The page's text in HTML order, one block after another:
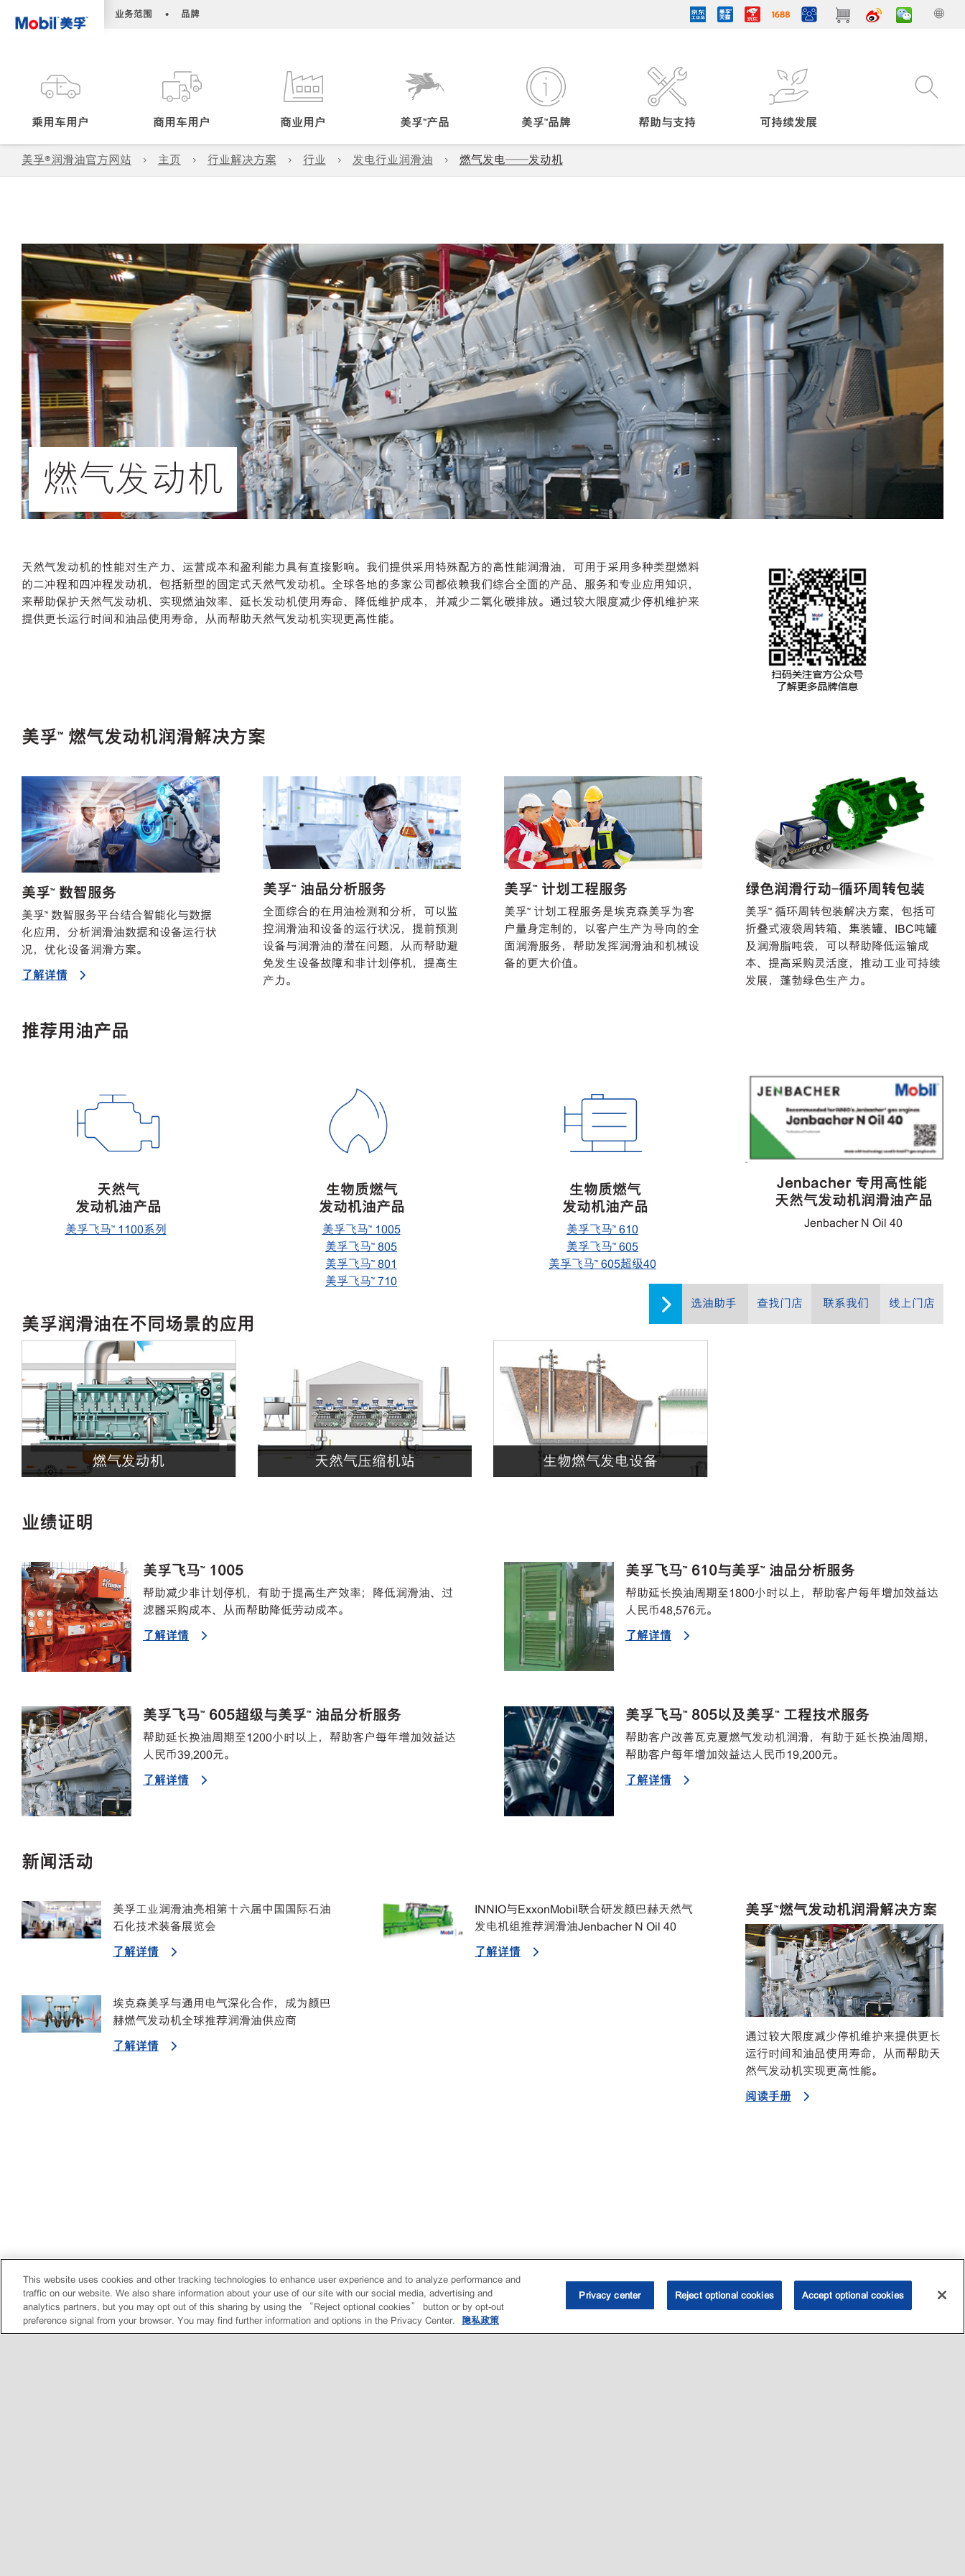
业务范围 • 品牌
乘用车用户 商用车用户 商业用户 美孚™产品 美孚™品牌 帮助与支持 可持续发展
美孚®润滑油官方网站 主页 行业解决方案 行业 发电行业润滑油 燃气发电——发动机
选油助手 查找门店 联系我们 线上门店
燃气发动机
天然气发动机的性能对生产力、运营成本和盈利能力具有直接影响。我们提供采用特殊配方的高性能润滑油，可用于采用多种类型燃料
的二冲程和四冲程发动机，包括新型的固定式天然气发动机。全球各地的多家公司都依赖我们综合全面的产品、服务和专业应用知识，
来帮助保护天然气发动机、实现燃油效率、延长发动机使用寿命、降低维护成本，并减少二氧化碳排放。通过较大限度减少停机维护来
提供更长运行时间和油品使用寿命，从而帮助天然气发动机实现更高性能。
美孚™ 燃气发动机润滑解决方案
美孚™ 数智服务
美孚™ 数智服务平台结合智能化与数据
化应用，分析润滑油数据和设备运行状
况，优化设备润滑方案。
了解详情
美孚™ 油品分析服务
全面综合的在用油检测和分析，可以监
控润滑油和设备的运行状况，提前预测
设备与润滑油的潜在问题，从而帮助避
免发生设备故障和非计划停机，提高生
产力。
美孚™ 计划工程服务
美孚™ 计划工程服务是埃克森美孚为客
户量身定制的，以客户生产为导向的全
面润滑服务，帮助发挥润滑油和机械设
备的更大价值。
绿色润滑行动-循环周转包装
美孚™ 循环周转包装解决方案，包括可
折叠式液袋周转箱、集装罐、IBC吨罐
及润滑脂吨袋，可以帮助降低运输成
本、提高采购灵活度，推动工业可持续
发展，蓬勃绿色生产力。
推荐用油产品
天然气
发动机油产品
美孚飞马™ 1100系列
生物质燃气
发动机油产品
美孚飞马™ 1005
美孚飞马™ 805
美孚飞马™ 801
美孚飞马™ 710
生物质燃气
发动机油产品
美孚飞马™ 610
美孚飞马™ 605
美孚飞马™ 605超级40
Jenbacher 专用高性能
天然气发动机润滑油产品
Jenbacher N Oil 40
美孚润滑油在不同场景的应用
燃气发动机 天然气压缩机站 生物燃气发电设备
业绩证明
美孚飞马™ 1005
帮助减少非计划停机，有助于提高生产效率；降低润滑油、过
滤器采购成本、从而帮助降低劳动成本。
了解详情
美孚飞马™ 610与美孚™ 油品分析服务
帮助延长换油周期至1800小时以上，帮助客户每年增加效益达
人民币48,576元。
了解详情
美孚飞马™ 605超级与美孚™ 油品分析服务
帮助延长换油周期至1200小时以上，帮助客户每年增加效益达
人民币39,200元。
了解详情
美孚飞马™ 805以及美孚™ 工程技术服务
帮助客户改善瓦克夏燃气发动机润滑，有助于延长换油周期，
帮助客户每年增加效益达人民币19,200元。
了解详情
新闻活动
美孚工业润滑油亮相第十六届中国国际石油
石化技术装备展览会
了解详情
INNIO与ExxonMobil联合研发颜巴赫天然气
发电机组推荐润滑油Jenbacher N Oil 40
了解详情
埃克森美孚与通用电气深化合作，成为颜巴
赫燃气发动机全球推荐润滑油供应商
了解详情
美孚™燃气发动机润滑解决方案
通过较大限度减少停机维护来提供更长
运行时间和油品使用寿命，从而帮助天
然气发动机实现更高性能。
阅读手册
This website uses cookies and other tracking technologies to enhance user experience and to analyze performance and
traffic on our website. We also share information about your use of our site with our social media, advertising and
analytics partners, but you may opt out of this sharing by using the “Reject optional cookies” button or by opt-out
preference signal from your browser. You may find further information and options in the Privacy Center.
隐私政策
Privacy center Reject optional cookies Accept optional cookies